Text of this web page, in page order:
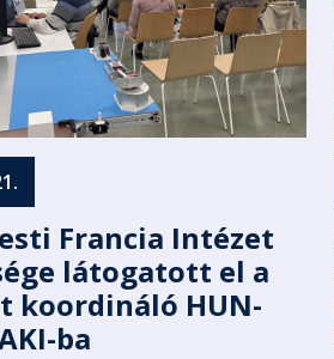
Francia Intézet
látogatott el a
koordináló HUN-
ba